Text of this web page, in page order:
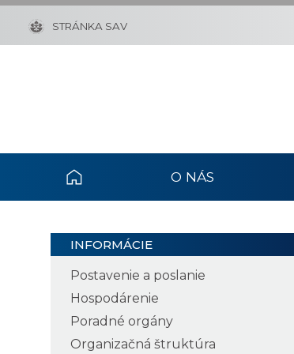
STRÁNKA SAV
O NÁS
INFORMÁCIE
Postavenie a poslanie
Hospodárenie
Poradné orgány
Organizačná štruktúra